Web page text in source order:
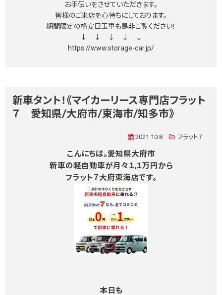
お手伝いをさせていただきます。
皆様のご来店を心待ちにしております。
期間限定の格安目玉車も是非ご覧ください！
↓ ↓ ↓ ↓ ↓
https://www.storage-car.jp/
新車タント！《マイカーリース専門店フラット
７ 愛知県/大府市/東海市/知多市》
2021.10.8 フラット７
こんにちは。愛知県大府市
新車の軽自動車が月々１,１万円から
フラット７大府東海店です。
本日も